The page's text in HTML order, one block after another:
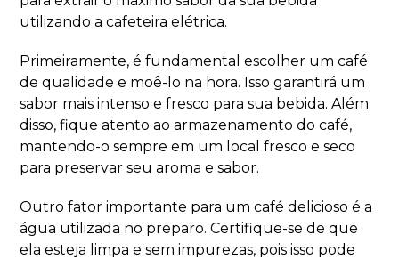
utilizando a cafeteira elétrica.
Primeiramente, é fundamental escolher um café
de qualidade e moê-lo na hora. Isso garantirá um
sabor mais intenso e fresco para sua bebida. Além
disso, fique atento ao armazenamento do café,
mantendo-o sempre em um local fresco e seco
para preservar seu aroma e sabor.
Outro fator importante para um café delicioso é a
água utilizada no preparo. Certifique-se de que
ela esteja limpa e sem impurezas, pois isso pode